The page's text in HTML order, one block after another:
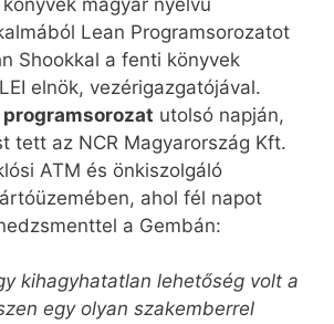
Lean Programsorozatot
Shookkal a fenti könyvek
elnök, vezérigazgatójával.
utolsó napján,
tett az NCR Magyarország Kft.
ATM és önkiszolgáló
ahol fél napot
a Gembán:
kihagyhatatlan lehetőség volt a
egy olyan szakemberrel